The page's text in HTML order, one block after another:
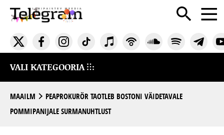
VALI KATEGOORIA
MAAILM
PEAPROKURÖR TAOTLEB BOSTONI VÄIDETAVALE
POMMIPANIJALE SURMANUHTLUST